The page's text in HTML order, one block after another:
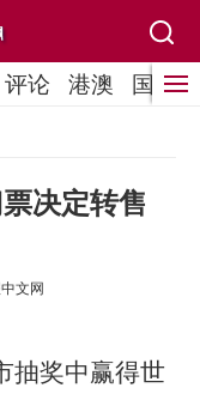
评论 港澳 国际
决定转售
文网
抽奖中赢得世